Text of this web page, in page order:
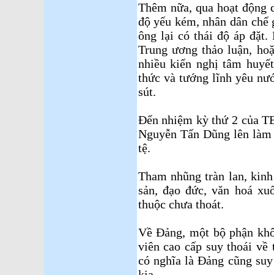
Thêm nữa, qua hoạt
độ yếu kém, nhân dân
ông lại có thái độ áp đặt.
Trung ương thảo luận,
nhiều kiến nghị tâm
thức và tướng lĩnh yêu
sút.
Đến nhiệm kỳ thứ 2 của
Nguyễn Tấn Dũng lên
tệ.
Tham nhũng tràn lan,
sản, đạo đức, văn hoá
thuộc chưa thoát.
Về Đảng, một bộ phận
viên cao cấp suy thoái
có nghĩa là Đảng cũng